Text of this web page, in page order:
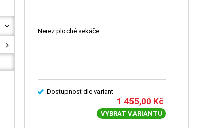
Nerez ploché sekáče
Dostupnost dle variant
1 455,00 Kč
VYBRAT VARIANTU